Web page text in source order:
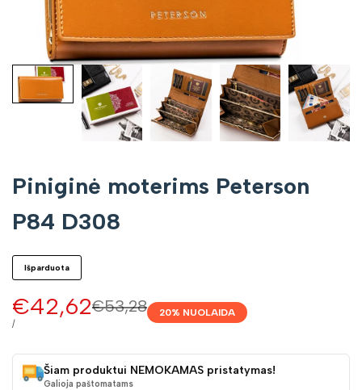
Piniginė moterims Peterson
P84 D308
Išparduota
Įprasta
€53,28
Pardavimo
kaina
€42,62
VIENETO
/
20% NUOLAIDA
Šiam produktui NEMOKAMAS pristatymas!
Galioja paštomatams